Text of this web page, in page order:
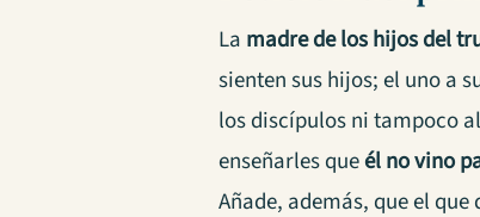
La madre de los hijos del
sienten sus hijos; el uno a
los discípulos ni tampoco
enseñarles queél no vino
Añade, además, que el